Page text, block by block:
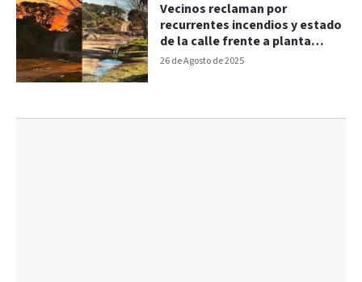
26 de Agosto de 2025
Vecinos reclaman por
recurrentes incendios y estado
de la calle frente a planta
potabilizadora